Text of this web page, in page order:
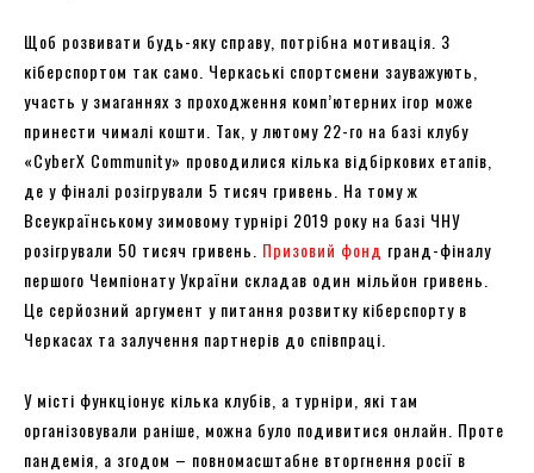
Щоб розвивати будь-яку справу, потрібна мотивація. З
кіберспортом так само. Черкаські спортсмени зауважують,
участь у змаганнях з проходження комп’ютерних ігор може
принести чималі кошти. Так, у лютому 22-го на базі клубу
«CyberX Community» проводилися кілька відбіркових етапів,
де у фіналі розігрували 5 тисяч гривень. На тому ж
Всеукраїнському зимовому турнірі 2019 року на базі ЧНУ
розігрували 50 тисяч гривень. Призовий фонд гранд-фіналу
першого Чемпіонату України складав один мільйон гривень.
Це серйозний аргумент у питання розвитку кіберспорту в
Черкасах та залучення партнерів до співпраці.
У місті функціонує кілька клубів, а турніри, які там
організовували раніше, можна було подивитися онлайн. Проте
пандемія, а згодом – повномасштабне вторгнення росії в